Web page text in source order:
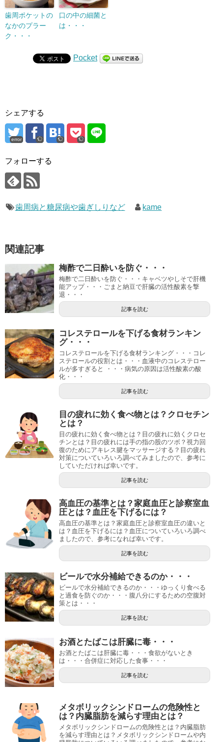
歯周ポケットの
なかのプラー
ク・・・
口の中の細菌と
は・・・
Pocket
シェアする
error
フォローする
歯周病と糖尿病や歯ぎしりなど kame
関連記事
梅酢で二日酔いを防ぐ・・・
梅酢で二日酔いを防ぐ・・・キャベツやしそで肝機
能アップ・・・ごまと納豆で肝臓の活性酸素を撃
退・・・
記事を読む
コレステロールを下げる食材ランキン
グ・・・
コレステロールを下げる食材ランキング・・・コレ
ステロールの役割とは・・・血液中のコレステロー
ルが多すぎると ・・・病気の原因は活性酸素の酸
化・・・
記事を読む
目の疲れに効く食べ物とは？クロセチン
とは？
目の疲れに効く食べ物とは？目の疲れに効くクロセ
チンとは？目の疲れには手の指の股のツボ？視力回
復のためにアキレス腱をマッサージする？目の疲れ
対策についていろいろ調べてみましたので、参考に
していただければ幸いです。
記事を読む
高血圧の基準とは？家庭血圧と診察室血
圧とは？血圧を下げるには？
高血圧の基準とは？家庭血圧と診察室血圧の違いと
は？血圧を下げるには？血圧についていろいろ調べ
ましたので、参考になれば幸いです。
記事を読む
ビールで水分補給できるのか・・・
ビールで水分補給できるのか・・・ゆっくり食べる
と過食を防ぐのか・・・腹八分にするための空腹対
策とは・・・
記事を読む
お酒とたばこは肝臓に毒・・・
お酒とたばこは肝臓に毒・・・食欲がないとき
は・・・合併症に対応した食事・・・
記事を読む
メタボリックシンドロームの危険性と
は？内臓脂肪を減らす理由とは？
メタボリックシンドロームの危険性とは？内臓脂肪
を減らす理由とは？メタボリックシンドロームや内